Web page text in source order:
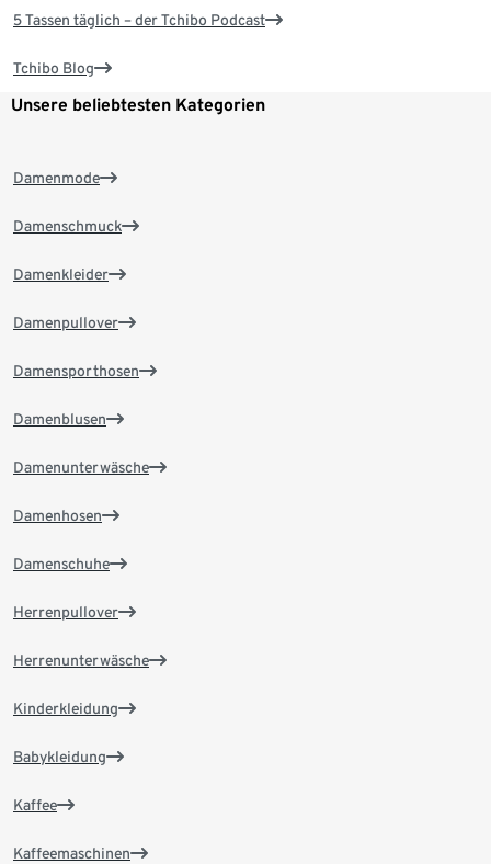
5 Tassen täglich – der Tchibo Podcast
Tchibo Blog
Unsere beliebtesten Kategorien
Damenmode
Damenschmuck
Damenkleider
Damenpullover
Damensporthosen
Damenblusen
Damenunterwäsche
Damenhosen
Damenschuhe
Herrenpullover
Herrenunterwäsche
Kinderkleidung
Babykleidung
Kaffee
Kaffeemaschinen